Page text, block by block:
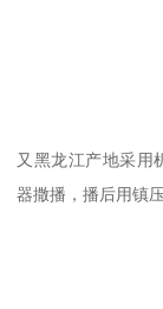
又黑龙江产地采用
器撒播，播后用镇